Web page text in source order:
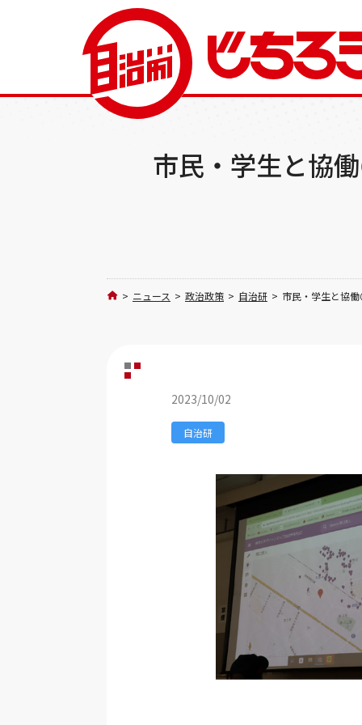
市民・学生と協
> ニュース > 政治政策 > 自治研 > 市民・学生と協
2023/10/02
自治研